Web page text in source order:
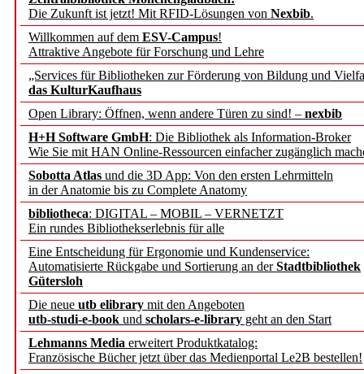
Die Zukunft ist jetzt! Mit RFID-Lösungen von Nexbib.
Willkommen auf dem ESV-Campus!
Attraktive Angebote für Forschung und Lehre
„Services für Bibliotheken zur Förderung von Bildung und
das KulturKaufhaus
Open Library: Öffnen, wenn andere Türen zu sind! – nexbib
H+H Software GmbH: Die Bibliothek als Information-Broker
Wie Sie mit HAN Online-Ressourcen einfacher zugänglich
Sobotta Atlas und die 3D App: Von den ersten Lehrmitteln
in der Anatomie bis zu Complete Anatomy
bibliotheca: DIGITAL – MOBIL – VERNETZT
Ein rundes Bibliothekserlebnis für alle
Eine Entscheidung für Ergonomie und Kundenservice:
Automatisierte Rückgabe und Sortierung an derStadtbibliothek
Gütersloh
Die neue utb elibrary mit den Angeboten
utb-studi-e-book und scholars-e-library geht an den Start
Lehmanns Media erweitert Produktkatalog:
Französische Bücher jetzt über das Medienportal Le2B bestellen!
geschehen,
sich kurzals Abonnent/
neues persönliches
– Ihre b.i.t.online Abo-
Kasten ausblenden nur
mit Cookie-Erlaubnis!
OK
Nein
?
Abonnieren|Abo registrieren|Passwort vergessen?
Um den Kasten auszublenden wird eine Cookie
gesetzt,
die keine persönliche Informationen beinhaltet.
Sie können den